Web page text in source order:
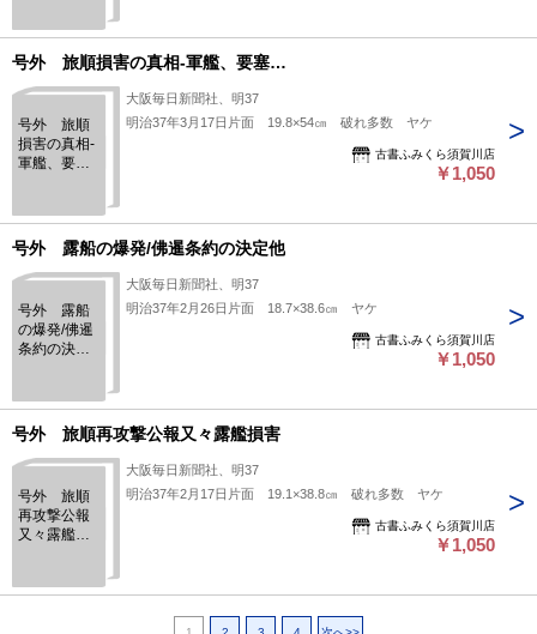
号外 旅順損害の真相-軍艦、要塞…
号外 旅順
損害の真相-
軍艦、要
大阪毎日新聞社、明37
明治37年3月17日片面 19.8×54㎝ 破れ多数 ヤケ
古書ふみくら須賀川店
￥1,050
号外 露船の爆発/佛暹条約の決定他
号外 露船
の爆発/佛暹
条約の決定
大阪毎日新聞社、明37
明治37年2月26日片面 18.7×38.6㎝ ヤケ
古書ふみくら須賀川店
￥1,050
号外 旅順再攻撃公報又々露艦損害
号外 旅順
再攻撃公報
又々露艦損
大阪毎日新聞社、明37
明治37年2月17日片面 19.1×38.8㎝ 破れ多数 ヤケ
古書ふみくら須賀川店
￥1,050